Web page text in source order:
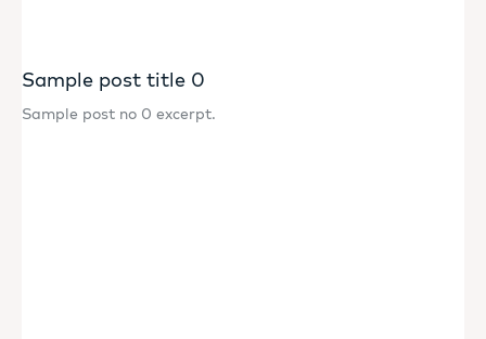
Sample post title 0
Sample post no 0 excerpt.